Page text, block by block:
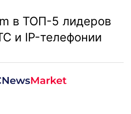
в ТОП-5 лидеров
и IP-телефонии